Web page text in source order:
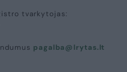
tvarkytojas:
pagalba@lrytas.lt